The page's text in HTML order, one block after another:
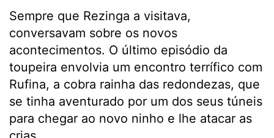
Sempre que Rezinga a visitava,
conversavam sobre os novos
acontecimentos. O último episódio da
toupeira envolvia um encontro terrífico com
Rufina, a cobra rainha das redondezas, que
se tinha aventurado por um dos seus túneis
para chegar ao novo ninho e lhe atacar as